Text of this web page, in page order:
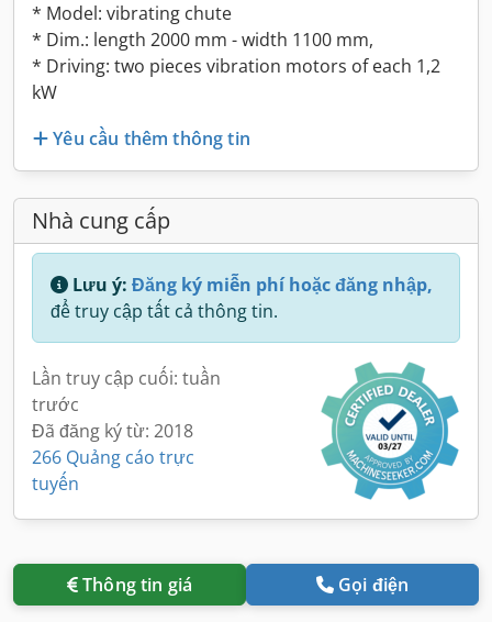
* Model: vibrating chute
* Dim.: length 2000 mm - width 1100 mm,
* Driving: two pieces vibration motors of each 1,2
kW
Yêu cầu thêm thông tin
Nhà cung cấp
Lưu ý: Đăng ký miễn phí hoặc đăng nhập,
để truy cập tất cả thông tin.
Lần truy cập cuối: tuần
trước
Đã đăng ký từ: 2018
266 Quảng cáo trực
tuyến
Thông tin giá Gọi điện